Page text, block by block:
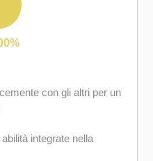
efficacemente con
le loro idee, di
con gli altri per un
integrate nella